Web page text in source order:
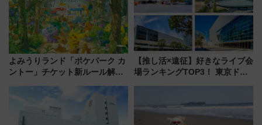
よみうりランド「ポケパーク カ
ントー」チケット新ルール解
本人確認が11月スタート
【推し活×遠征】好きなライブ会
場ランキングTOP3！ 東京ドー
場に何を求める？